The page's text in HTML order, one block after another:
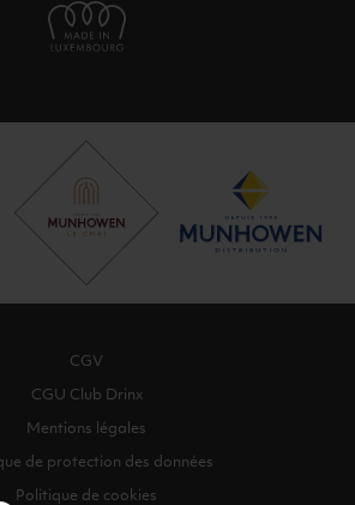
CGV
CGU Club Drinx
Mentions légales
de protection des données
Politique de cookies